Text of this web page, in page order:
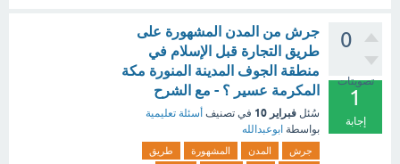
0
تصويتات
1
إجابة
جرش من المدن المشهورة على
طريق التجارة قبل الإسلام في
منطقة الجوف المدينة المنورة مكة
المكرمة عسير ؟ - مع الشرح
سُئل فبراير 10 في تصنيف أسئلة تعليمية
بواسطة ابوعبدالله
جرش المدن المشهورة
طريق